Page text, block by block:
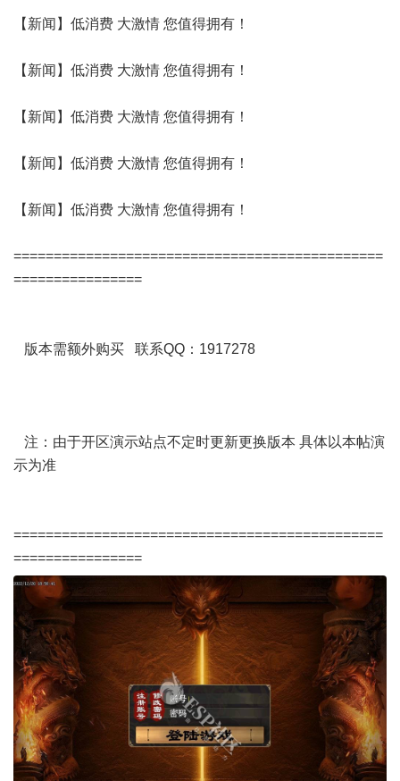
【新闻】低消费 大激情 您值得拥有！
【新闻】低消费 大激情 您值得拥有！
【新闻】低消费 大激情 您值得拥有！
【新闻】低消费 大激情 您值得拥有！
【新闻】低消费 大激情 您值得拥有！
==============================================
================
版本需额外购买 联系QQ：1917278
注：由于开区演示站点不定时更新更换版本 具体以本帖演
示为准
==============================================
================